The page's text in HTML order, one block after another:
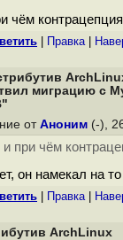
чём
Правка|
миграцию с
от Аноним (-),
при чём
он намекал на
Правка|
ArchLinux